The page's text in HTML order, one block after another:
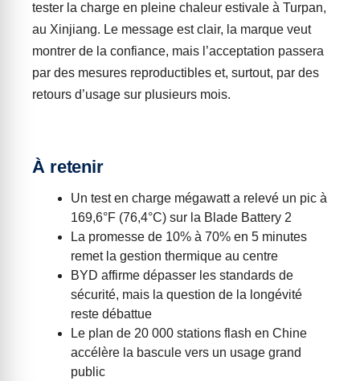
tester la charge en pleine chaleur estivale à Turpan,
au Xinjiang. Le message est clair, la marque veut
montrer de la confiance, mais l’acceptation passera
par des mesures reproductibles et, surtout, par des
retours d’usage sur plusieurs mois.
À retenir
Un test en charge mégawatt a relevé un pic à
169,6°F (76,4°C) sur la Blade Battery 2
La promesse de 10% à 70% en 5 minutes
remet la gestion thermique au centre
BYD affirme dépasser les standards de
sécurité, mais la question de la longévité
reste débattue
Le plan de 20 000 stations flash en Chine
accélère la bascule vers un usage grand
public